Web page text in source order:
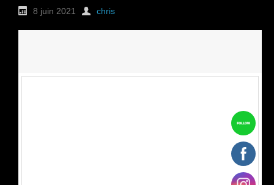
8 juin 2021 chris